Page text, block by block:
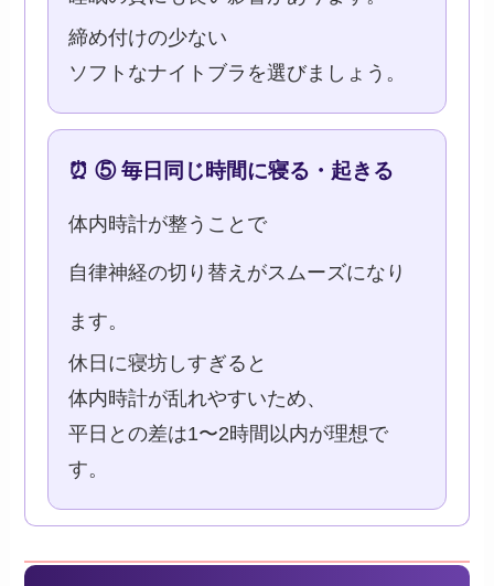
締め付けの少ない
ソフトなナイトブラを選びましょう。
⏰ ⑤ 毎日同じ時間に寝る・起きる
体内時計が整うことで
自律神経の切り替えがスムーズになり
ます。
休日に寝坊しすぎると
体内時計が乱れやすいため、
平日との差は1〜2時間以内が理想で
す。